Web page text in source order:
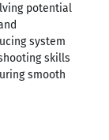
potential
system
skills
smooth